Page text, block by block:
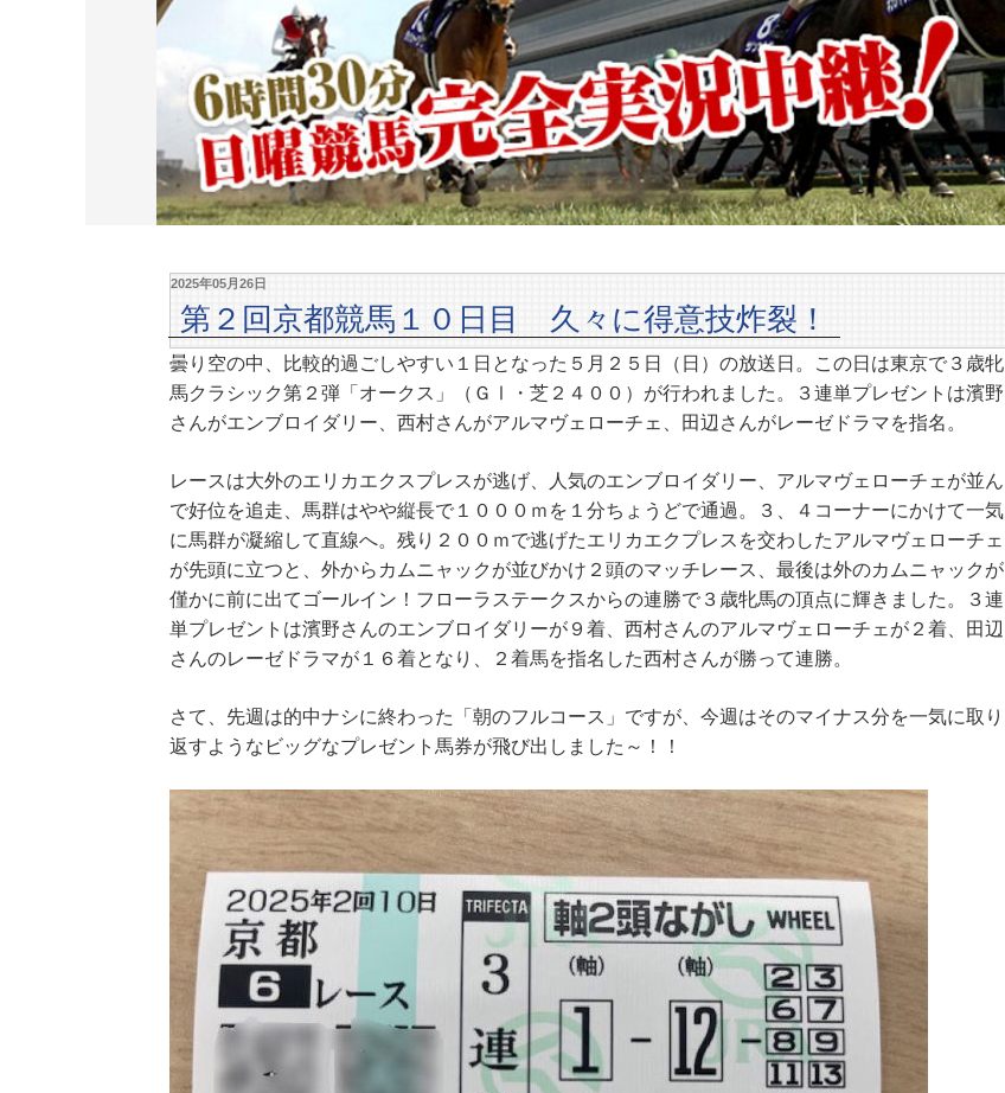
2025年05月26日
第２回京都競馬１０日目 久々に得意技炸裂！
曇り空の中、比較的過ごしやすい１日となった５月２５日（日）の放送日。この日は東京で３歳牝
馬クラシック第２弾「オークス」（ＧⅠ・芝２４００）が行われました。３連単プレゼントは濱野
さんがエンブロイダリー、西村さんがアルマヴェローチェ、田辺さんがレーゼドラマを指名。
レースは大外のエリカエクスプレスが逃げ、人気のエンブロイダリー、アルマヴェローチェが並ん
で好位を追走、馬群はやや縦長で１０００ｍを１分ちょうどで通過。３、４コーナーにかけて一気
に馬群が凝縮して直線へ。残り２００ｍで逃げたエリカエクプレスを交わしたアルマヴェローチェ
が先頭に立つと、外からカムニャックが並びかけ２頭のマッチレース、最後は外のカムニャックが
僅かに前に出てゴールイン！フローラステークスからの連勝で３歳牝馬の頂点に輝きました。３連
単プレゼントは濱野さんのエンブロイダリーが９着、西村さんのアルマヴェローチェが２着、田辺
さんのレーゼドラマが１６着となり、２着馬を指名した西村さんが勝って連勝。
さて、先週は的中ナシに終わった「朝のフルコース」ですが、今週はそのマイナス分を一気に取り
返すようなビッグなプレゼント馬券が飛び出しました～！！